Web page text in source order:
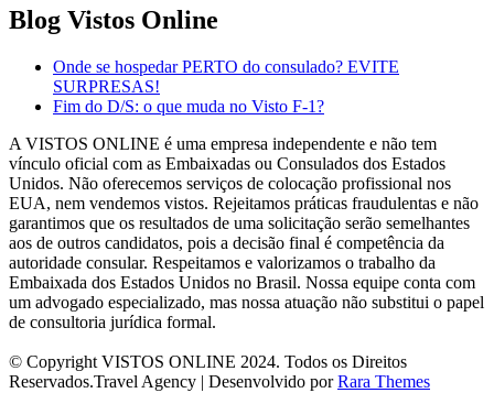
Blog Vistos Online
Onde se hospedar PERTO do consulado? EVITE
SURPRESAS!
Fim do D/S: o que muda no Visto F-1?
A VISTOS ONLINE é uma empresa independente e não tem
vínculo oficial com as Embaixadas ou Consulados dos Estados
Unidos. Não oferecemos serviços de colocação profissional nos
EUA, nem vendemos vistos. Rejeitamos práticas fraudulentas e não
garantimos que os resultados de uma solicitação serão semelhantes
aos de outros candidatos, pois a decisão final é competência da
autoridade consular. Respeitamos e valorizamos o trabalho da
Embaixada dos Estados Unidos no Brasil. Nossa equipe conta com
um advogado especializado, mas nossa atuação não substitui o papel
de consultoria jurídica formal.
© Copyright VISTOS ONLINE 2024. Todos os Direitos
Reservados.Travel Agency | Desenvolvido porRara Themes